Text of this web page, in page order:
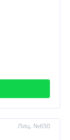
Лиц. №650